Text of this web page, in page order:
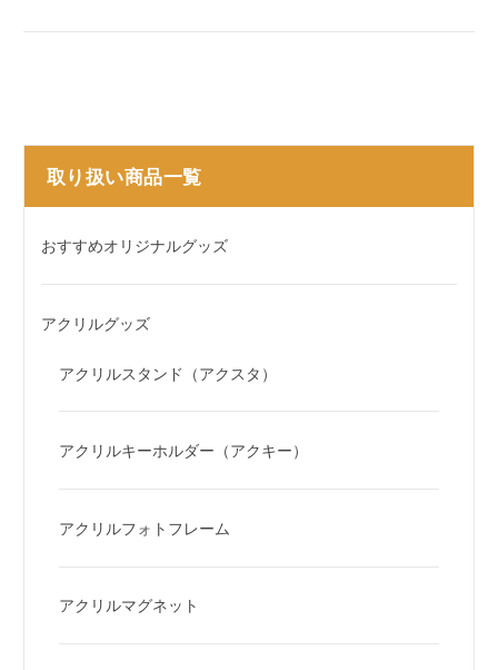
取り扱い商品一覧
おすすめオリジナルグッズ
アクリルグッズ
アクリルスタンド（アクスタ）
アクリルキーホルダー（アクキー）
アクリルフォトフレーム
アクリルマグネット